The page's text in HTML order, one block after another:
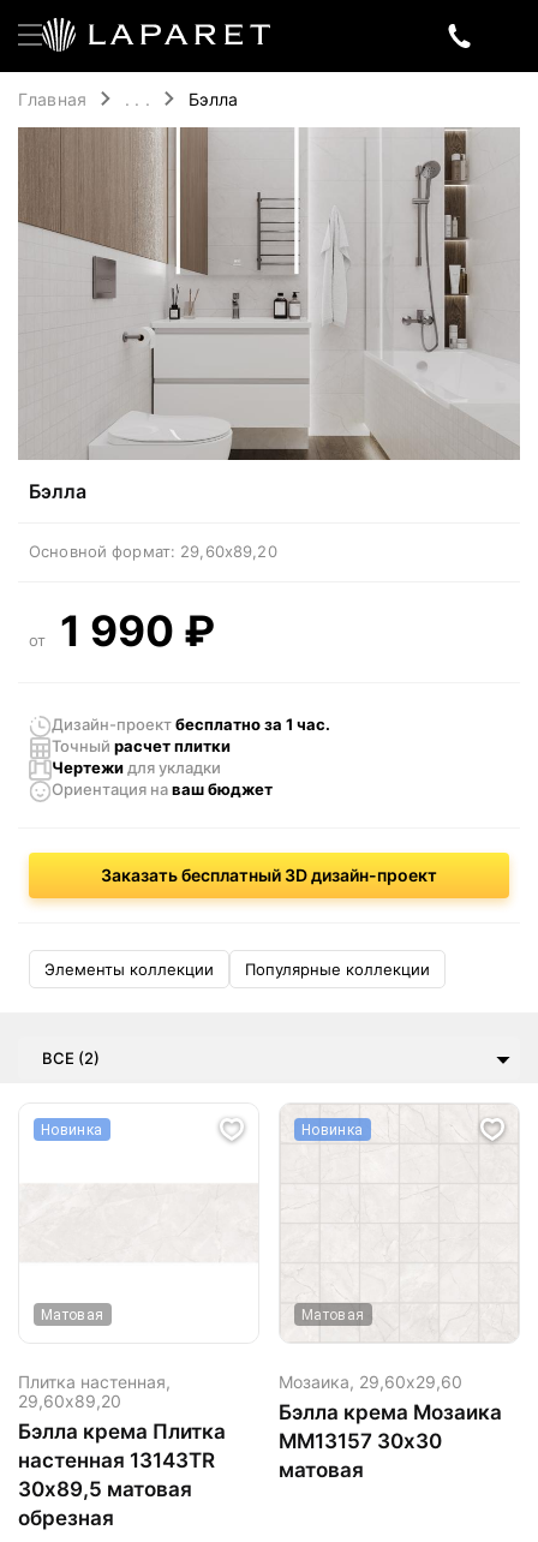
Главная . . . Бэлла
Бэлла
Основной формат: 29,60x89,20
от 1 990 ₽
Дизайн-проектбесплатно за 1 час.
Точный расчет плитки
Чертежи для укладки
Ориентация наваш бюджет
Заказать бесплатный 3D дизайн-проект
Элементы коллекции Популярные коллекции
ВСЕ (2)
Новинка
Матовая
Плитка настенная,
29,60х89,20
Бэлла крема Плитка
настенная 13143TR
30х89,5 матовая
обрезная
Новинка
Матовая
Мозаика, 29,60х29,60
Бэлла крема Мозаика
ММ13157 30х30
матовая